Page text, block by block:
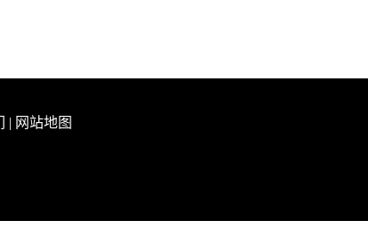
| 网站地图